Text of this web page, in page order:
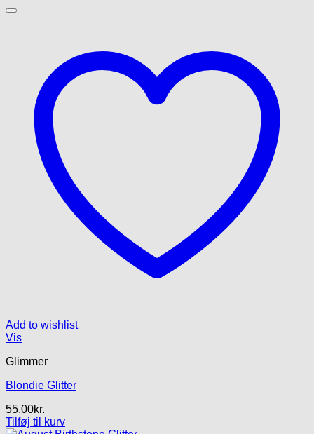
Add to wishlist
Vis
Glimmer
Blondie Glitter
55.00kr.
Tilføj til kurv